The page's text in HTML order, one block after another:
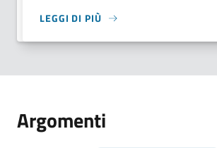
LEGGI DI PIÙ
Argomenti